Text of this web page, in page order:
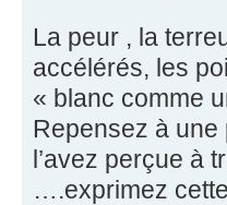
La peur , la
accélérés, les
« blanc comme
Repensez à
l’avez perçue à
….exprimez